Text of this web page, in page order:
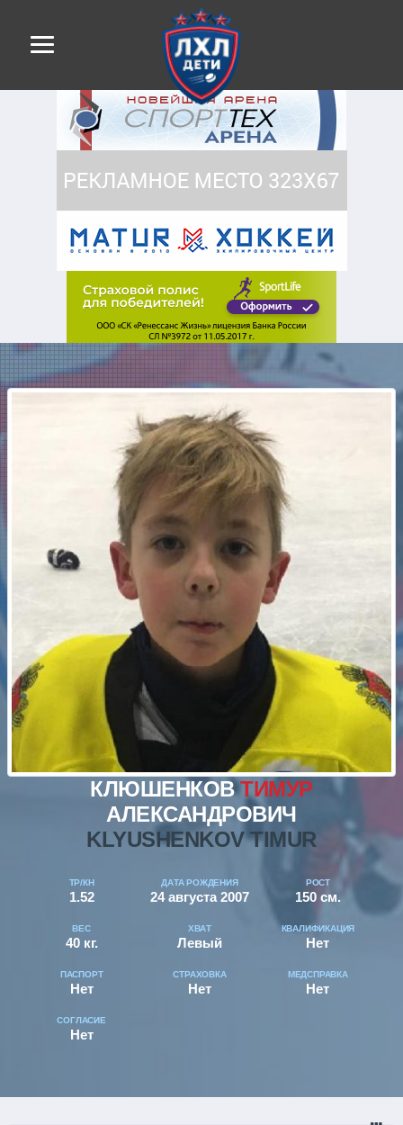
КЛЮШЕНКОВТИМУР
АЛЕКСАНДРОВИЧ
KLYUSHENKOV TIMUR
ТР/КН
1.52
ДАТА РОЖДЕНИЯ
24 августа 2007
РОСТ
150 см.
ВЕС
40 кг.
ХВАТ
Левый
КВАЛИФИКАЦИЯ
Нет
ПАСПОРТ
Нет
СТРАХОВКА
Нет
МЕДСПРАВКА
Нет
СОГЛАСИЕ
Нет